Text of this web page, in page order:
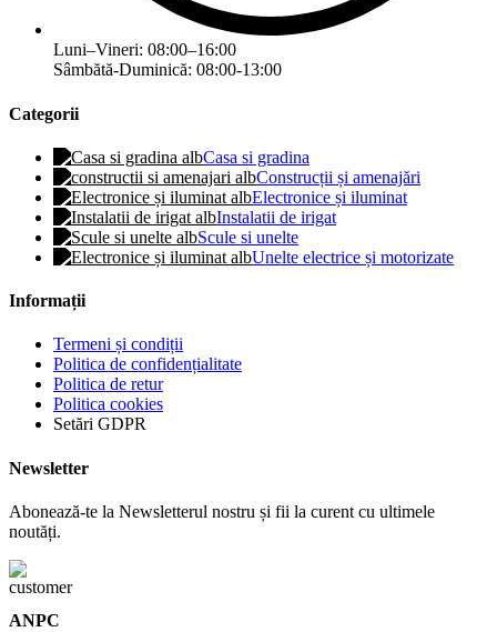
Luni–Vineri: 08:00–16:00
Sâmbătă-Duminică: 08:00-13:00
Categorii
Casa si gradina
Construcții și amenajări
Electronice și iluminat
Instalatii de irigat
Scule si unelte
Unelte electrice și motorizate
Informații
Termeni și condiții
Politica de confidențialitate
Politica de retur
Politica cookies
Setări GDPR
Newsletter
Abonează-te la Newsletterul nostru și fii la curent cu ultimele
noutăți.
ANPC